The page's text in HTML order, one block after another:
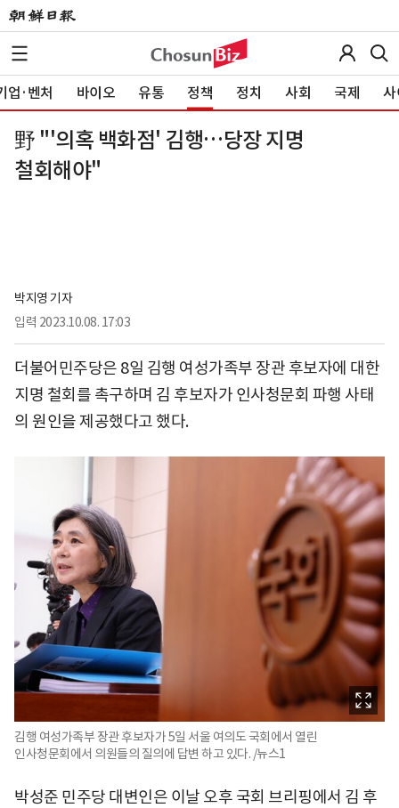
업·벤처 바이오 유통 정책 정치 사회 국제 사
野 "'의혹 백화점' 김행…당장 지명
철회해야"
박지영 기자
입력 2023.10.08. 17:03
더불어민주당은 8일 김행 여성가족부 장관 후보자에 대한
지명 철회를 촉구하며 김 후보자가 인사청문회 파행 사태
의 원인을 제공했다고 했다.
김행 여성가족부 장관 후보자가 5일 서울 여의도 국회에서 열린
인사청문회에서 의원들의 질의에 답변 하고 있다. /뉴스1
박성준 민주당 대변인은 이날 오후 국회 브리핑에서 김 후